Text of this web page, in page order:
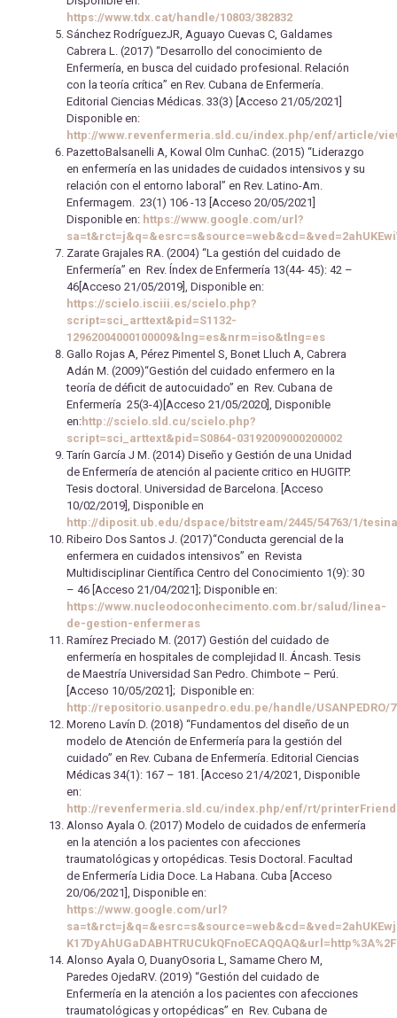
https://www.tdx.cat/handle/10803/382832
Sánchez RodríguezJR, Aguayo Cuevas C, Galdames
Cabrera L. (2017) “Desarrollo del conocimiento de
Enfermería, en busca del cuidado profesional. Relación
con la teoría crítica” en Rev. Cubana de Enfermería.
Editorial Ciencias Médicas. 33(3) [Acceso 21/05/2021]
Disponible en:
http://www.revenfermeria.sld.cu/index.php/enf/article/
PazettoBalsanelli A, Kowal Olm CunhaC. (2015) “Liderazgo
en enfermería en las unidades de cuidados intensivos y su
relación con el entorno laboral” en Rev. Latino-Am.
Enfermagem. 23(1) 106 -13 [Acceso 20/05/2021]
Disponible en: https://www.google.com/url?
Zarate Grajales RA. (2004) “La gestión del cuidado de
Enfermería” en Rev. Índex de Enfermería 13(44- 45): 42 –
46[Acceso 21/05/2019], Disponible en:
https://scielo.isciii.es/scielo.php?
script=sci_arttext&pid=S1132-
12962004000100009&lng=es&nrm=iso&tlng=es
Gallo Rojas A, Pérez Pimentel S, Bonet Lluch A, Cabrera
Adán M. (2009)“Gestión del cuidado enfermero en la
teoría de déficit de autocuidado” en Rev. Cubana de
Enfermería 25(3-4)[Acceso 21/05/2020], Disponible
en: http://scielo.sld.cu/scielo.php?
script=sci_arttext&pid=S0864-03192009000200002
Tarín García J M. (2014) Diseño y Gestión de una Unidad
de Enfermería de atención al paciente critico en HUGITP.
Tesis doctoral. Universidad de Barcelona. [Acceso
10/02/2019], Disponible en
http://diposit.ub.edu/dspace/bitstream/2445/54763/1/tesina
Ribeiro Dos Santos J. (2017)“Conducta gerencial de la
enfermera en cuidados intensivos” en Revista
Multidisciplinar Científica Centro del Conocimiento 1(9): 30
– 46 [Acceso 21/04/2021]; Disponible en:
https://www.nucleodoconhecimento.com.br/salud/linea-
de-gestion-enfermeras
Ramírez Preciado M. (2017) Gestión del cuidado de
enfermería en hospitales de complejidad II. Áncash. Tesis
de Maestría Universidad San Pedro. Chimbote – Perú.
[Acceso 10/05/2021]; Disponible en:
http://repositorio.usanpedro.edu.pe/handle/USANPEDRO/
Moreno Lavín D. (2018) “Fundamentos del diseño de un
modelo de Atención de Enfermería para la gestión del
cuidado” en Rev. Cubana de Enfermería. Editorial Ciencias
Médicas 34(1): 167 – 181. [Acceso 21/4/2021, Disponible
en:
http://revenfermeria.sld.cu/index.php/enf/rt/
Alonso Ayala O. (2017) Modelo de cuidados de enfermería
en la atención a los pacientes con afecciones
traumatológicas y ortopédicas. Tesis Doctoral. Facultad
de Enfermería Lidia Doce. La Habana. Cuba [Acceso
20/06/2021], Disponible en:
https://www.google.com/url?
Alonso Ayala O, DuanyOsoria L, Samame Chero M,
Paredes OjedaRV. (2019) “Gestión del cuidado de
Enfermería en la atención a los pacientes con afecciones
traumatológicas y ortopédicas” en Rev. Cubana de